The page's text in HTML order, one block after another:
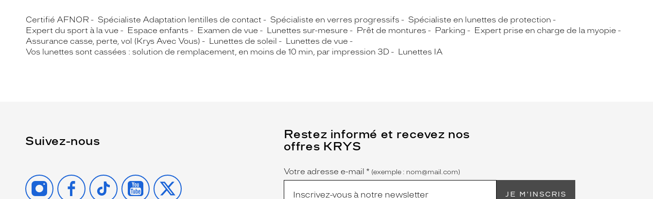
Certifié AFNOR Spécialiste Adaptation lentilles de contact Spécialiste en verres progressifs
Spécialiste en lunettes de protection
Expert du sport à la vue
Espace enfants Examen de vue Lunettes sur-mesure Prêt de montures Parking
Expert prise en charge de la myopie
Assurance casse, perte, vol (Krys Avec Vous)
Lunettes de soleil
Lunettes de vue
Vos lunettes sont cassées : solution de remplacement, en moins de 10 min, par impression 3D
Lunettes IA
Suivez-nous
INSTAGRAMFACEBOOK
TIKTOK YOUTUBE
X
Restez informé et recevez nos
offres KRYS
Name
Votre adresse e-mail *
(Ce
champ
est
obligatoire)
(exemple : nom@mail.com)
JE M'INSCRIS